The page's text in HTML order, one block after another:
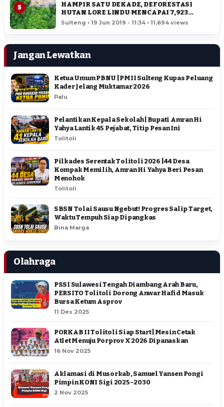
5
HAMPIR SATU DEKADE, DEFORESTASI
HUTAN LORE LINDU MENCAPAI 7,923
HEKTAR
Sulteng • 19 Jun 2019 - 11:34 • 11,694 views
Jangan Lewatkan
Ketua Umum PBNU | PMII Sulteng Kupas Peluang
Kader Jelang Muktamar 2026
Palu
Pelantikan Kepala Sekolah | Bupati Amran Hi
Yahya Lantik 45 Pejabat, Titip Pesan Ini
Tolitoli
Pilkades Serentak Tolitoli 2026 | 44 Desa
Kompak Memilih, Amran Hi Yahya Beri Pesan
Menohok
Tolitoli
SBSN Tolai Sausu Ngebut! Progres Salip Target,
Waktu Tempuh Siap Dipangkas
Bina Marga
Olahraga
PSSI Sulawesi Tengah Diambang Arah Baru,
PERSITO Tolitoli Dorong Anwar Hafid Masuk
Bursa Ketum Asprov
11 Des 2025
PORKAB II Tolitoli Siap Start | Mesin Cetak
Atlet Menuju Porprov X 2026 Dipanaskan
16 Nov 2025
Aklamasi di Musorkab, Samuel Yansen Pongi
Pimpin KONI Sigi 2025–2030
2 Nov 2025